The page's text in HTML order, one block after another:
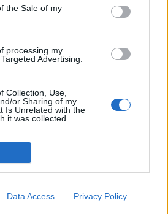
the Sale of my
processing my
Advertising.
Collection, Use,
or Sharing of my
Is Unrelated with the
it was collected.
Data Access Privacy Policy